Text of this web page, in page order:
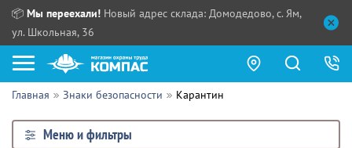
📦 Мы переехали! Новый адрес склада: Домодедово, с. Ям,
ул. Школьная, 36
Как купить?
Прайс-листы
Главная Знаки безопасности Карантин
Меню и фильтры